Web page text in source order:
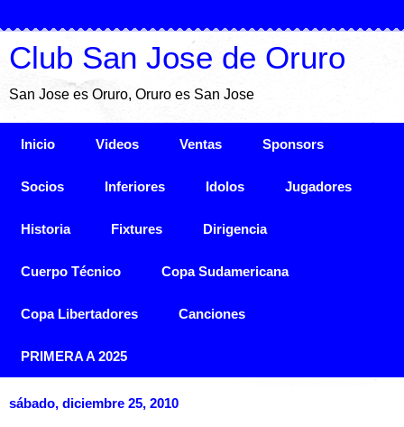
Club San Jose de Oruro
San Jose es Oruro, Oruro es San Jose
Inicio Videos Ventas Sponsors
Socios Inferiores Idolos Jugadores
Historia Fixtures Dirigencia
Cuerpo Técnico Copa Sudamericana
Copa Libertadores Canciones
PRIMERA A 2025
sábado, diciembre 25, 2010